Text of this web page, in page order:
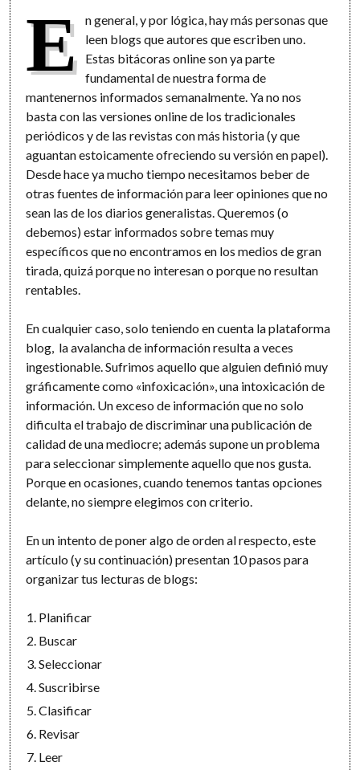
E n general, y por lógica, hay más personas que
leen blogs que autores que escriben uno.
Estas bitácoras online son ya parte
fundamental de nuestra forma de
mantenernos informados semanalmente. Ya no nos
basta con las versiones online de los tradicionales
periódicos y de las revistas con más historia (y que
aguantan estoicamente ofreciendo su versión en papel).
Desde hace ya mucho tiempo necesitamos beber de
otras fuentes de información para leer opiniones que no
sean las de los diarios generalistas. Queremos (o
debemos) estar informados sobre temas muy
específicos que no encontramos en los medios de gran
tirada, quizá porque no interesan o porque no resultan
rentables.
En cualquier caso, solo teniendo en cuenta la plataforma
blog, la avalancha de información resulta a veces
ingestionable. Sufrimos aquello que alguien definió muy
gráficamente como «infoxicación», una intoxicación de
información. Un exceso de información que no solo
dificulta el trabajo de discriminar una publicación de
calidad de una mediocre; además supone un problema
para seleccionar simplemente aquello que nos gusta.
Porque en ocasiones, cuando tenemos tantas opciones
delante, no siempre elegimos con criterio.
En un intento de poner algo de orden al respecto, este
artículo (y su continuación) presentan 10 pasos para
organizar tus lecturas de blogs:
Planificar
Buscar
Seleccionar
Suscribirse
Clasificar
Revisar
Leer